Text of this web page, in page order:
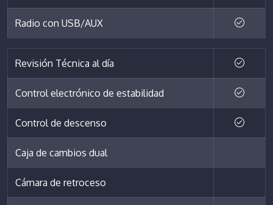
Radio con USB/AUX
Revisión Técnica al día
Control electrónico de estabilidad
Control de descenso
Caja de cambios dual
Cámara de retroceso